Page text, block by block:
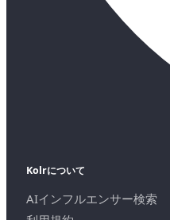
Kolrについて
AIインフルエンサー検索